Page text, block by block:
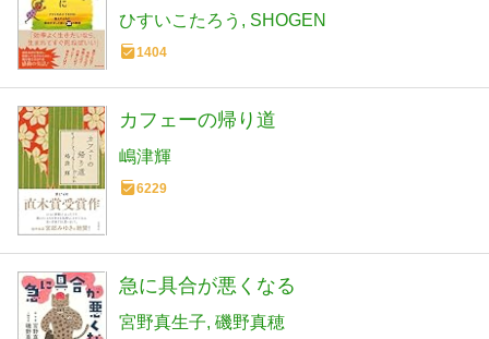
と続く30の物語
ひすいこたろう SHOGEN
1404
カフェーの帰り道
嶋津輝
6229
急に具合が悪くなる
宮野真生子 磯野真穂